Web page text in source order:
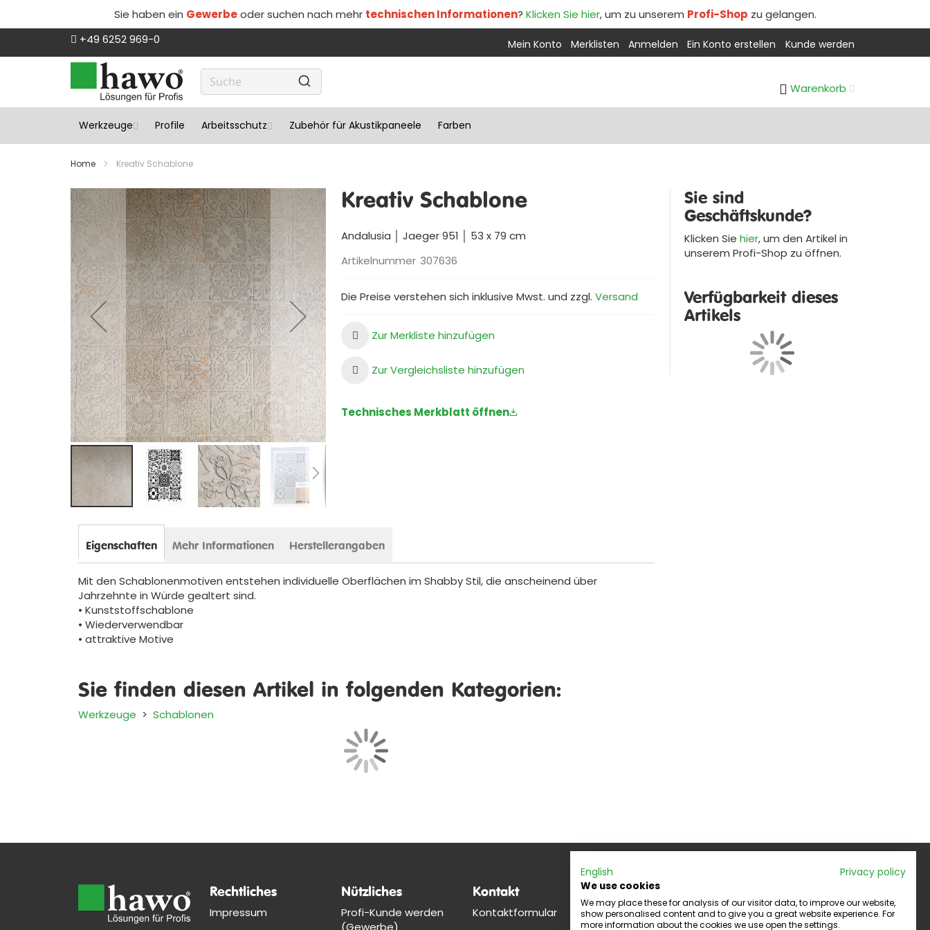
Sie haben ein Gewerbeoder suchen nach mehr technischen Informationen? Klicken Sie hier, um zu unserem Profi-Shop zu gelangen.
Direkt
+49 6252 969-0 Kunde werden
Mein Konto Merklisten Anmelden Ein Konto erstellen
Warenkorb
Werkzeuge Profile Arbeitsschutz Zubehör für Akustikpaneele Farben
Home Kreativ Schablone
Zum
Ende
der
Bildergalerie
springen
Anfang
der
Bildergalerie
Kreativ Schablone
Andalusia │ Jaeger 951 │ 53 x 79 cm
Artikelnummer 307636
Die Preise verstehen sich inklusive Mwst. und zzgl.Versand
Zur Merkliste hinzufügen
Zur Vergleichsliste hinzufügen
Technisches Merkblatt öffnen
Sie sind
Geschäftskunde?
Klicken Siehier, um den Artikel in
unseremProfi-Shop zu öffnen.
Verfügbarkeit dieses
Artikels
Eigenschaften
Mit den Schablonenmotiven entstehen individuelle Oberflächen im Shabby Stil, die anscheinend über
Jahrzehnte in Würde gealtert sind.
• Kunststoffschablone
• Wiederverwendbar
• attraktive Motive
Mehr Informationen Herstellerangaben
Sie finden diesen Artikel in folgenden Kategorien:
Werkzeuge > Schablonen
Rechtliches
Impressum
Nützliches
Profi-Kunde werden
(Gewerbe)
Kontakt
Kontaktformular
Social Media
English
Privacy policy
We use cookies
We may place these for analysis of our visitor data, to improve our website,
show personalised content and to give you a great website experience. For
more information about the cookies we use open the settings.